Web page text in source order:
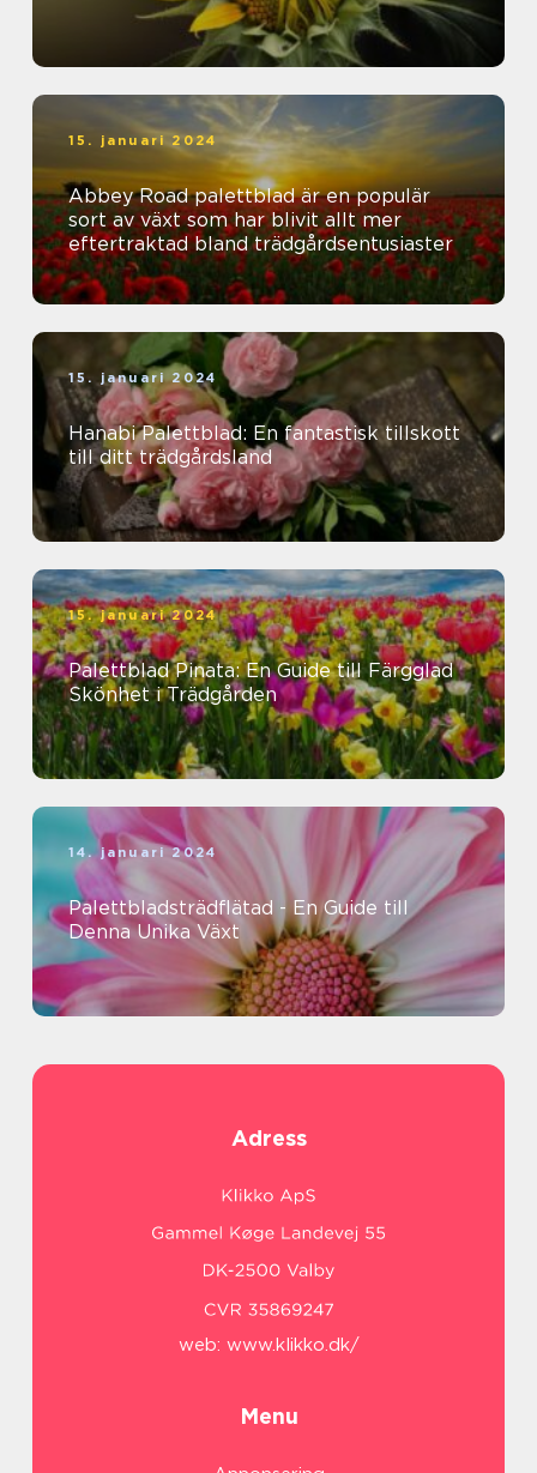
15. januari 2024
Abbey Road palettblad är en populär
sort av växt som har blivit allt mer
eftertraktad bland trädgårdsentusiaster
15. januari 2024
Hanabi Palettblad: En fantastisk tillskott
till ditt trädgårdsland
15. januari 2024
Palettblad Pinata: En Guide till Färgglad
Skönhet i Trädgården
14. januari 2024
Palettbladsträdflätad - En Guide till
Denna Unika Växt
Adress
web: www.klikko.dk/
Menu